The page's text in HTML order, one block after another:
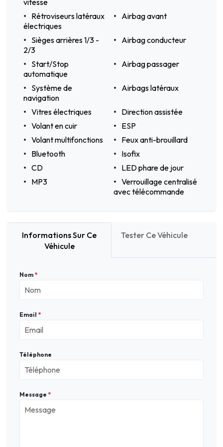
Rétroviseurs latéraux
électriques
Airbag avant
Sièges arrières 1/3 -
2/3
Airbag conducteur
Start/Stop
automatique
Airbag passager
Système de
navigation
Airbags latéraux
Vitres électriques
Direction assistée
Volant en cuir
ESP
Volant multifonctions
Feux anti-brouillard
Bluetooth
Isofix
CD
LED phare de jour
MP3
Verrouillage centralisé
avec télécommande
Informations Sur Ce
Véhicule
Tester Ce Véhicule
Nom *
Email *
Téléphone
Message *